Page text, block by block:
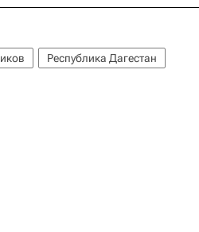
Республика Дагестан